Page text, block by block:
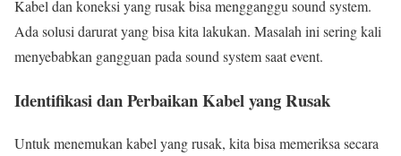
Kabel dan koneksi yang rusak bisa mengganggu sound system.
Ada solusi darurat yang bisa kita lakukan. Masalah ini sering kali
menyebabkan gangguan pada sound system saat event.
Identifikasi dan Perbaikan Kabel yang Rusak
Untuk menemukan kabel yang rusak, kita bisa memeriksa secara